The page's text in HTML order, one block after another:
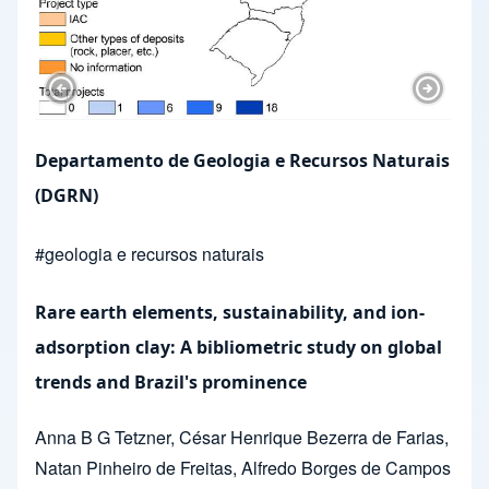
Departamento de Geologia e Recursos Naturais
(DGRN)
#geologia e recursos naturais
Rare earth elements, sustainability, and ion-
adsorption clay: A bibliometric study on global
trends and Brazil's prominence
Anna B G Tetzner, César Henrique Bezerra de Farias,
Natan Pinheiro de Freitas, Alfredo Borges de Campos
Previous Slide Next